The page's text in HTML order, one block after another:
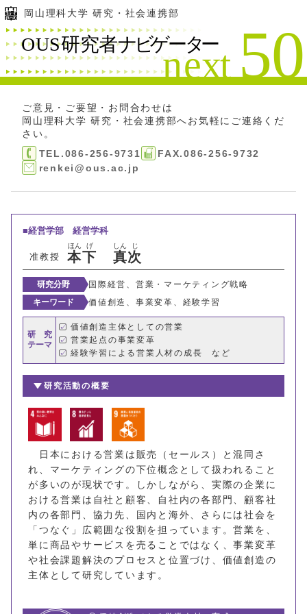
岡山理科大学 研究・社会連携部
ご意見・ご要望・お問合わせは
岡山理科大学 研究・社会連携部へお気軽にご連絡くだ
さい。
TEL.086-256-9731
FAX.086-256-9732
renkei@ous.ac.jp
経営学部 経営学科
准教授 本
ほん
下
げ
真
しん
次
じ
研究分野
国際経営、営業・マーケティング戦略
キーワード
価値創造、事業変革、経験学習
研 究
テーマ
価値創造主体としての営業
営業起点の事業変革
経験学習による営業人材の成長 など
研究活動の概要
日本における営業は販売（セールス）と混同さ
れ、マーケティングの下位概念として扱われること
が多いのが現状です。しかしながら、実際の企業に
おける営業は自社と顧客、自社内の各部門、顧客社
内の各部門、協力先、国内と海外、さらには社会を
「つなぐ」広範囲な役割を担っています。営業を、
単に商品やサービスを売ることではなく、事業変革
や社会課題解決のプロセスと位置づけ、価値創造の
主体として研究しています。